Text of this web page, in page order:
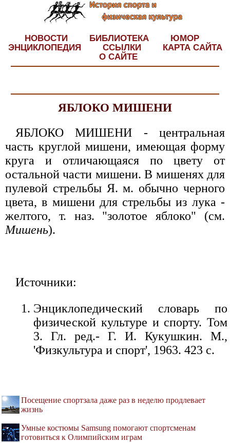
НОВОСТИ БИБЛИОТЕКА
ЮМОР
ЭНЦИКЛОПЕДИЯ
ССЫЛКИ
КАРТА САЙТА
О САЙТЕ
ЯБЛОКО МИШЕНИ
ЯБЛОКО МИШЕНИ - центральная
часть круглой мишени, имеющая форму
круга и отличающаяся по цвету от
остальной части мишени. В мишенях для
пулевой стрельбы Я. м. обычно черного
цвета, в мишени для стрельбы из лука -
желтого, т. наз. "золотое яблоко" (см.
Мишень).
Источники:
Энциклопедический словарь по
физической культуре и спорту. Том
3. Гл. ред.- Г. И. Кукушкин. М.,
'Физкультура и спорт', 1963. 423 с.
Посещение спортзала даже раз в неделю продлевает
жизнь
Умные костюмы Samsung помогают спортсменам
готовиться к Олимпийским играм